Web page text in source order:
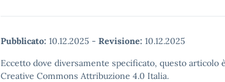
Pubblicato: 10.12.2025 - Revisione: 10.12.2025
Eccetto dove diversamente specificato, questo articolo
Creative Commons Attribuzione 4.0 Italia.